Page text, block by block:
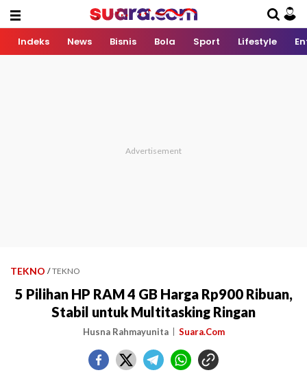
Indeks News Bisnis Bola Sport Lifestyle
TEKNO / TEKNO
5 Pilihan HP RAM 4 GB Harga Rp900 Ribuan,
Stabil untuk Multitasking Ringan
Husna Rahmayunita Suara.Com